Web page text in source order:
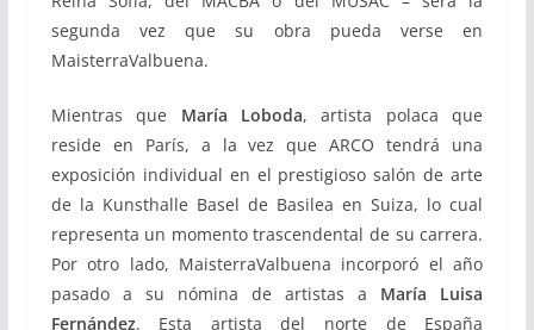
segunda vez que su obra pueda verse en
MaisterraValbuena.
Mientras que María Loboda, artista polaca que
reside en París, a la vez que ARCO tendrá una
exposición individual en el prestigioso salón de arte
de la Kunsthalle Basel de Basilea en Suiza, lo cual
representa un momento trascendental de su carrera.
Por otro lado, MaisterraValbuena incorporó el año
pasado a su nómina de artistas a María Luisa
Fernández. Esta artista del norte de España